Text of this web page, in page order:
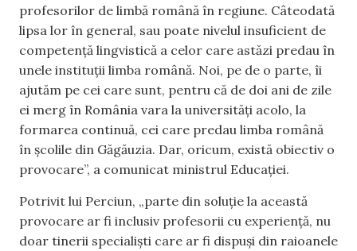
profesorilor de limbă română în regiune. Câteodată
lipsa lor în general, sau poate nivelul insuficient de
competență lingvistică a celor care astăzi predau în
unele instituții limba română. Noi, pe de o parte, îi
ajutăm pe cei care sunt, pentru că de doi ani de zile
ei merg în România vara la universități acolo, la
formarea continuă, cei care predau limba română
în școlile din Găgăuzia. Dar, oricum, există obiectiv o
provocare”, a comunicat ministrul Educației.
Potrivit lui Perciun, „parte din soluție la această
provocare ar fi inclusiv profesorii cu experiență, nu
doar tinerii specialiști care ar fi dispuși din raioanele